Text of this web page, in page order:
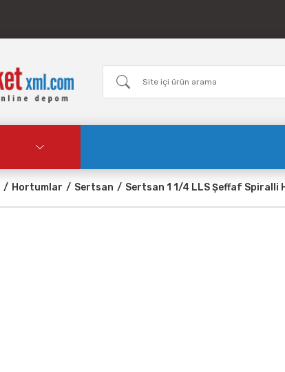
Hortumlar Sertsan Sertsan 1 1/4 LLS Şeffaf Spiralli